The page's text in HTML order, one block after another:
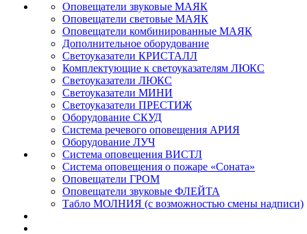
Оповещатели звуковые МАЯК
Оповещатели световые МАЯК
Оповещатели комбинированные МАЯК
Дополнительное оборудование
Светоуказатели КРИСТАЛЛ
Комплектующие к светоуказателям ЛЮКС
Светоуказатели ЛЮКС
Светоуказатели МИНИ
Светоуказатели ПРЕСТИЖ
Оборудование СКУД
Система речевого оповещения АРИЯ
Оборудование ЛУЧ
Система оповещения ВИСТЛ
Система оповещения о пожаре «Соната»
Оповещатели ГРОМ
Оповещатели звуковые ФЛЕЙТА
Табло МОЛНИЯ (с возможностью смены надписи)